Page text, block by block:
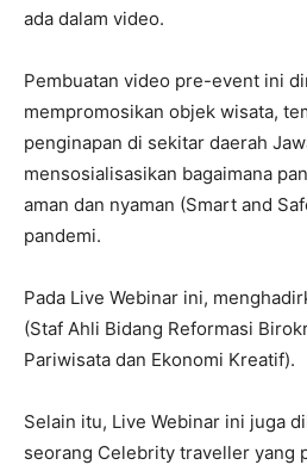
ada dalam video.
Pembuatan video pre-event ini
mempromosikan objek wisata,
penginapan di sekitar daerah
mensosialisasikan bagaimana
aman dan nyaman (Smart and
pandemi.
Pada Live Webinar ini,
(Staf Ahli Bidang Reformasi
Pariwisata dan Ekonomi Kreatif).
Selain itu, Live Webinar ini juga
seorang Celebrity traveller yang